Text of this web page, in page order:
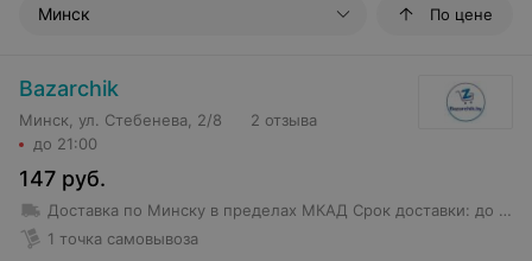
Минск По цене
Bazarchik
Минск, ул. Стебенева, 2/8
до 21:00
2 отзыва
147 руб.
Доставка по Минску в пределах МКАД Срок доставки: до 1 дн
1 точка самовывоза